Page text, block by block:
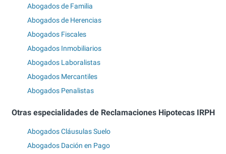
Abogados de Familia
Abogados de Herencias
Abogados Fiscales
Abogados Inmobiliarios
Abogados Laboralistas
Abogados Mercantiles
Abogados Penalistas
Otras especialidades de Reclamaciones Hipotecas IRPH
Abogados Cláusulas Suelo
Abogados Dación en Pago